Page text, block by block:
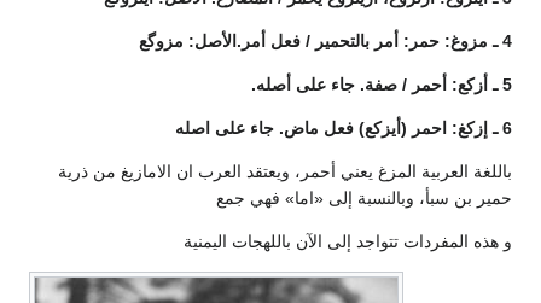
يعني أحمر، ويعتقد العرب ان الامازيغ من ذرية
إلى «اما» فهي جمع
إلى الآن باللهجات اليمنية